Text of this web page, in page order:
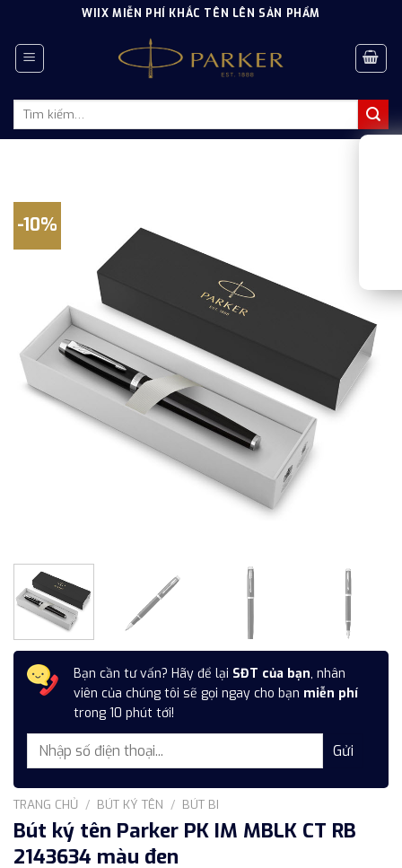
content
WIIX MIỄN PHÍ KHẮC TÊN LÊN SẢN PHẨM
Tìm
-10%
Bạn cần tư vấn? Hãy để lại SĐT của bạn, nhân
viên của chúng tôi sẽ gọi ngay cho bạn miễn phí
trong 10 phút tới!
TRANG CHỦ / BÚT KÝ TÊN / BÚT BI
Bút ký tên Parker PK IM MBLK CT RB
2143634 màu đen